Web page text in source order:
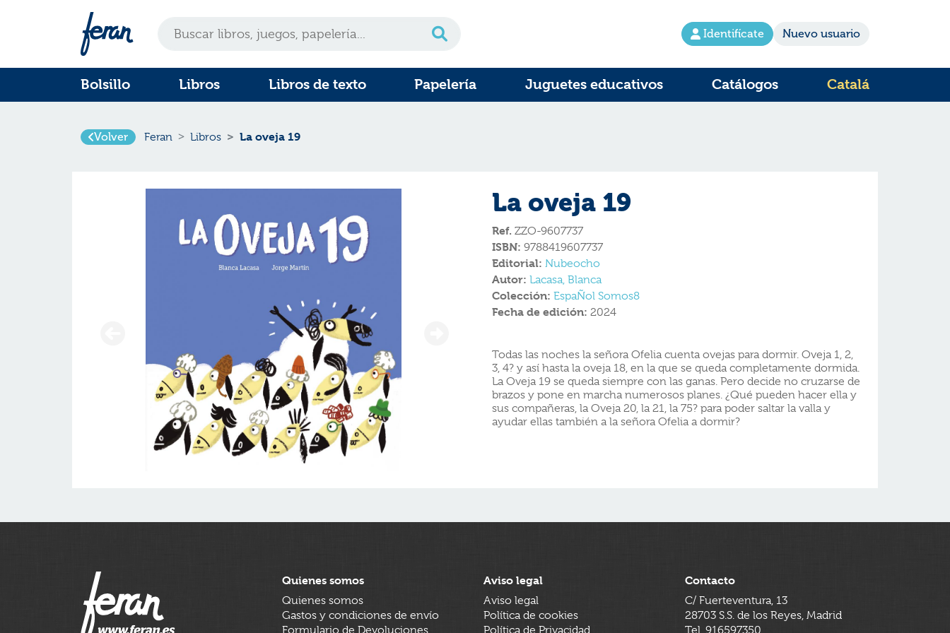
Identifícate Nuevo usuario
Bolsillo Libros Libros de texto Papelería Juguetes educativos Catálogos Catalá
Volver Feran Libros La oveja 19
La oveja 19
Ref. ZZO-9607737
ISBN: 9788419607737
Editorial: Nubeocho
Autor: Lacasa, Blanca
Colección: EspaÑol Somos8
Fecha de edición: 2024
Todas las noches la señora Ofelia cuenta ovejas para dormir. Oveja 1, 2,
3, 4? y así hasta la oveja 18, en la que se queda completamente dormida.
La Oveja 19 se queda siempre con las ganas. Pero decide no cruzarse de
brazos y pone en marcha numerosos planes. ¿Qué pueden hacer ella y
sus compañeras, la Oveja 20, la 21, la 75? para poder saltar la valla y
ayudar ellas también a la señora Ofelia a dormir?
Quienes somos
Quienes somos
Gastos y condiciones de envío
Formulario de Devoluciones
Aviso legal
Aviso legal
Política de cookies
Política de Privacidad
Contacto
C/ Fuerteventura, 13
28703 S.S. de los Reyes, Madrid
Tel. 916597350